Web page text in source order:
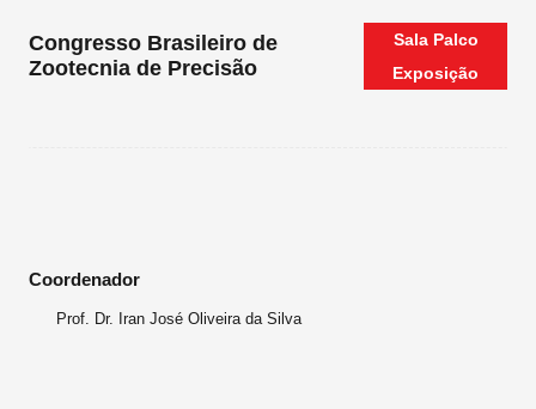
Congresso Brasileiro de
Zootecnia de Precisão
Sala Palco
Exposição
Coordenador
Prof. Dr. Iran José Oliveira da Silva